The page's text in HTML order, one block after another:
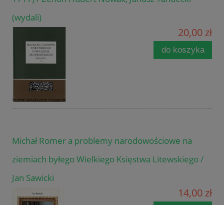
(wydali)
20,00 zł
do koszyka
Michał Romer a problemy narodowościowe na
ziemiach byłego Wielkiego Księstwa Litewskiego /
Jan Sawicki
14,00 zł